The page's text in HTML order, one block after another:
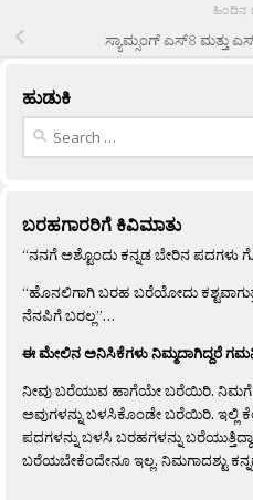
ಹಿಂದಿನ
ಸ್ಯಾಮ್ಸಂಗ್‍ ಎಸ್8 ಮತ್ತು
ಹುಡುಕಿ
Search
ಬರಹಗಾರರಿಗೆ ಕಿವಿಮಾತು
“ನನಗೆ ಅಶ್ಟೊಂದು ಕನ್ನಡ ಬೇರಿನ ಪದಗಳು
“ಹೊನಲಿಗಾಗಿ ಬರಹ ಬರೆಯೋದು
ನೆನಪಿಗೆ ಬರಲ್ಲ”…
ಈ ಮೇಲಿನ ಅನಿಸಿಕೆಗಳು ನಿಮ್ಮದಾಗಿದ್ದರೆ
ನೀವು ಬರೆಯುವ ಹಾಗೆಯೇ ಬರೆಯಿರಿ.
ಅವುಗಳನ್ನು ಬಳಸಿಕೊಂಡೇ ಬರೆಯಿರಿ. ಇಲ್ಲಿ
ಪದಗಳನ್ನು ಬಳಸಿ ಬರಹಗಳನ್ನು
ಬರೆಯಬೇಕೆಂದೇನೂ ಇಲ್ಲ. ನಿಮಗಾದಶ್ಟು